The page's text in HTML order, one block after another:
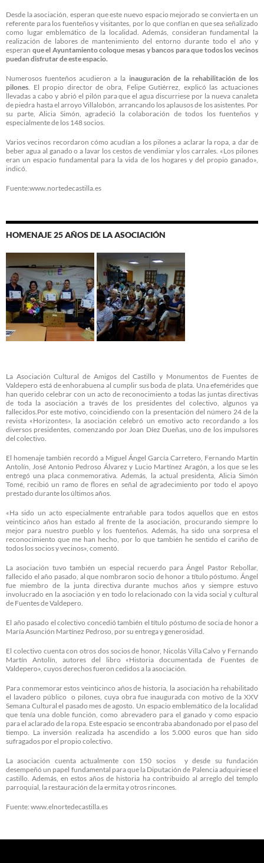
Desde la asociación, esperan que este nuevo espacio mejorado se convierta en un
referente para los fuenteños y visitantes, por lo que confían en que sea señalizado
como lugar emblemático de la localidad. Además, consideran fundamental la
realización de labores de mantenimiento del entorno durante todo el año y
esperan que el Ayuntamiento coloque mesas y bancos para que todos los vecinos
puedan disfrutar de este espacio.
Numerosos fuenteños acudieron a la inauguración de la rehabilitación de los
pilones . El propio director de obra, Felipe Gutiérrez, explicó las actuaciones
llevadas a cabo y abrió el pilón para que el agua discurriese por la nueva canaleta
de piedra hasta el arroyo Villalobón, arrancando los aplausos de los asistentes. Por
su parte, Alicia Simón, agradeció la colaboración de todos los fuenteños y
especialmente de los 148 socios.
Varios vecinos recordaron cómo acudían a los pilones a aclarar la ropa, a dar de
beber agua al ganado o a lavar los cestos de vendimiar y los carrales. «Los pilones
eran un espacio fundamental para la vida de los hogares y del propio ganado»,
indicó.
Fuente:www.nortedecastilla.es
HOMENAJE 25 AÑOS DE LA ASOCIACIÓN
La Asociación Cultural de Amigos del Castillo y Monumentos de Fuentes de
Valdepero está de enhorabuena al cumplir sus boda de plata. Una efemérides que
han querido celebrar con un acto de reconocimiento a todas las juntas directivas
de toda la asociación a través de los presidentes del colectivo, algunos ya
fallecidos.Por este motivo, coincidiendo con la presentación del número 24 de la
revista «Horizontes», la asociación celebró un emotivo acto recordando a los
diversos presidentes, comenzando por Joan Díez Dueñas, uno de los impulsores
del colectivo.
El homenaje también recordó a Miguel Ángel García Carretero, Fernando Martín
Antolín, José Antonio Pedroso Álvarez y Lucio Martínez Aragón, a los que se les
entregó una placa conmemorativa. Además, la actual presidenta, Alicia Simón
Tomé, recibió un ramo de flores en señal de agradecimiento por todo el apoyo
prestado durante los últimos años.
«Ha sido un acto especialmente entrañable para todos aquellos que en estos
veinticinco años han estado al frente de la asociación, procurando siempre lo
mejor para nuestro pueblo y los fuenteños. Además, ha sido una sorpresa el
reconocimiento que me han hecho, por lo que también he sentido el cariño de
todos los socios y vecinos», comentó.
La asociación tuvo también un especial recuerdo para Ángel Pastor Rebollar,
fallecido el año pasado, al que nombraron socio de honor a título póstumo. Ángel
fue miembro de la junta directiva durante muchos años y siempre estuvo
involucrado en la asociación y en todo lo relacionado con la vida social y cultural
de Fuentes de Valdepero.
El año pasado el colectivo concedió también el título póstumo de socia de honor a
María Asunción Martínez Pedroso, por su entrega y generosidad.
El colectivo cuenta con otros dos socios de honor, Nicolás Villa Calvo y Fernando
Martín Antolín, autores del libro «Historia documentada de Fuentes de
Valdepero», cuyos derechos fueron cedidos a la asociación.
Para conmemorar estos veinticinco años de historia, la asociación ha rehabilitado
el lavadero público o pilones, cuya obra fue inaugurada con motivo de la XXV
Semana Cultural el pasado mes de agosto. Un espacio emblemático de la localidad
que tenía una doble función, como abrevadero para el ganado y como espacio
para el aclarado de la ropa. Este espacio se encontraba abandonado por el paso del
tiempo. La inversión realizada ha ascendido a los 5.000 euros que han sido
sufragados por el propio colectivo.
La asociación cuenta actualmente con 150 socios y desde su fundación
desempeñó un papel fundamental para que la Diputación de Palencia adquiriese el
castillo. Además, en estos años de historia ha contribuido al arreglo del templo
parroquial, la restauración de la ermita y otros rincones.
Fuente: www.elnortedecastilla.es